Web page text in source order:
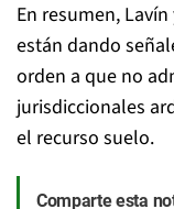
En resumen,
están dando
orden a que no
jurisdiccionales
el recurso suelo.
Comparte esta